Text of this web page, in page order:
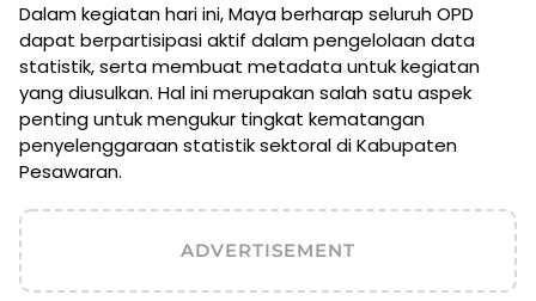
Dalam kegiatan hari ini, Maya berharap seluruh OPD
dapat berpartisipasi aktif dalam pengelolaan data
statistik, serta membuat metadata untuk kegiatan
yang diusulkan. Hal ini merupakan salah satu aspek
penting untuk mengukur tingkat kematangan
penyelenggaraan statistik sektoral di Kabupaten
Pesawaran.
ADVERTISEMENT